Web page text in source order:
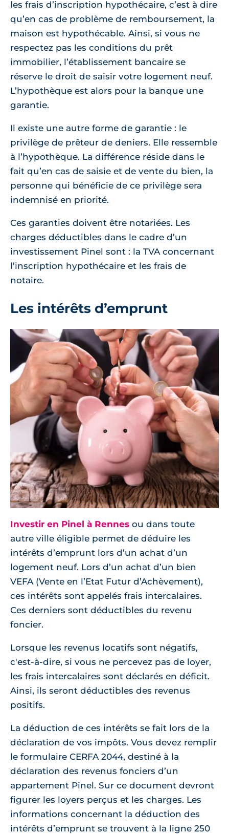
les frais d’inscription hypothécaire, c’est à dire
qu’en cas de problème de remboursement, la
maison est hypothécable. Ainsi, si vous ne
respectez pas les conditions du prêt
immobilier, l’établissement bancaire se
réserve le droit de saisir votre logement neuf.
L’hypothèque est alors pour la banque une
garantie.
Il existe une autre forme de garantie : le
privilège de prêteur de deniers. Elle ressemble
à l’hypothèque. La différence réside dans le
fait qu’en cas de saisie et de vente du bien, la
personne qui bénéficie de ce privilège sera
indemnisé en priorité.
Ces garanties doivent être notariées. Les
charges déductibles dans le cadre d’un
investissement Pinel sont : la TVA concernant
l’inscription hypothécaire et les frais de
notaire.
Les intérêts d’emprunt
Investir en Pinel à Rennes ou dans toute
autre ville éligible permet de déduire les
intérêts d’emprunt lors d’un achat d’un
logement neuf. Lors d’un achat d’un bien
VEFA (Vente en l’Etat Futur d’Achèvement),
ces intérêts sont appelés frais intercalaires.
Ces derniers sont déductibles du revenu
foncier.
Lorsque les revenus locatifs sont négatifs,
c'est-à-dire, si vous ne percevez pas de loyer,
les frais intercalaires sont déclarés en déficit.
Ainsi, ils seront déductibles des revenus
positifs.
La déduction de ces intérêts se fait lors de la
déclaration de vos impôts. Vous devez remplir
le formulaire CERFA 2044, destiné à la
déclaration des revenus fonciers d’un
appartement Pinel. Sur ce document devront
figurer les loyers perçus et les charges. Les
informations concernant la déduction des
intérêts d’emprunt se trouvent à la ligne 250